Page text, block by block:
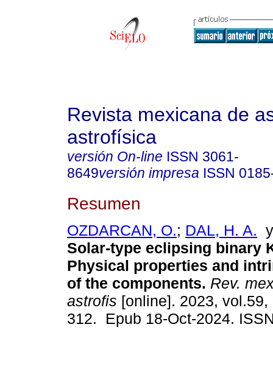
Revista mexicana de
astrofísica
versión On-line ISSN 3061-
8649versión impresa ISSN
Resumen
OZDARCAN, O.; DAL, H. A.
Solar-type eclipsing binary
Physical properties and
of the components. Rev.
astrofis [online]. 2023, vol.59,
312. Epub 18-Oct-2024.